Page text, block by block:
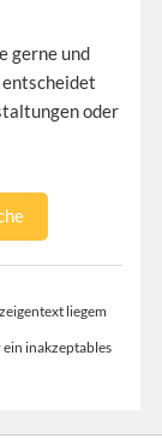
gerne und
oder
liegem
inakzeptables